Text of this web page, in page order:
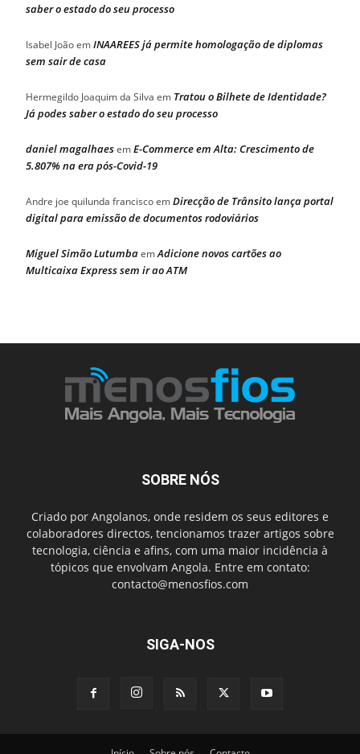
saber o estado do seu processo
Isabel JoãoemINAAREES já permite homologação de diplomas
sem sair de casa
Hermegildo Joaquim da Silva em Tratou o Bilhete de Identidade?
Já podes saber o estado do seu processo
daniel magalhaesemE-Commerce em Alta: Crescimento de
5.807% na era pós-Covid-19
Andre joe quilunda franciscoemDirecção de Trânsito lança portal
digital para emissão de documentos rodoviários
Miguel Simão LutumbaemAdicione novos cartões ao
Multicaixa Express sem ir ao ATM
SOBRE NÓS
Criado por Angolanos, onde residem os seus editores e
colaboradores directos, tencionamos trazer artigos sobre
tecnologia, ciência e afins, com uma maior incidência à
tópicos que envolvam Angola. Entre em contato:
contacto@menosfios.com
SIGA-NOS